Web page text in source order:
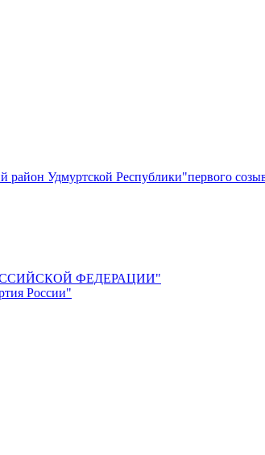
Удмуртской Республики"первого
ФЕДЕРАЦИИ"
России"